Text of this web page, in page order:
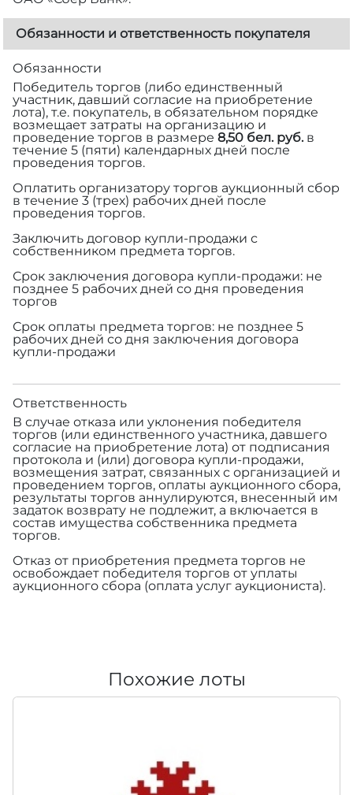
Обязанности и ответственность покупателя
Обязанности
Победитель торгов (либо единственный
участник, давший согласие на приобретение
лота), т.е. покупатель, в обязательном порядке
возмещает затраты на организацию и
проведение торгов в размере 8,50 бел. руб.в
течение 5 (пяти) календарных дней после
проведения торгов.
Оплатить организатору торгов аукционный сбор
в течение 3 (трех) рабочих дней после
проведения торгов.
Заключить договор купли-продажи с
собственником предмета торгов.
Срок заключения договора купли-продажи: не
позднее 5 рабочих дней со дня проведения
торгов
Срок оплаты предмета торгов: не позднее 5
рабочих дней со дня заключения договора
купли-продажи
Ответственность
В случае отказа или уклонения победителя
торгов (или единственного участника, давшего
согласие на приобретение лота) от подписания
протокола и (или) договора купли-продажи,
возмещения затрат, связанных с организацией и
проведением торгов, оплаты аукционного сбора,
результаты торгов аннулируются, внесенный им
задаток возврату не подлежит, а включается в
состав имущества собственника предмета
торгов.
Отказ от приобретения предмета торгов не
освобождает победителя торгов от уплаты
аукционного сбора (оплата услуг аукциониста).
Похожие лоты